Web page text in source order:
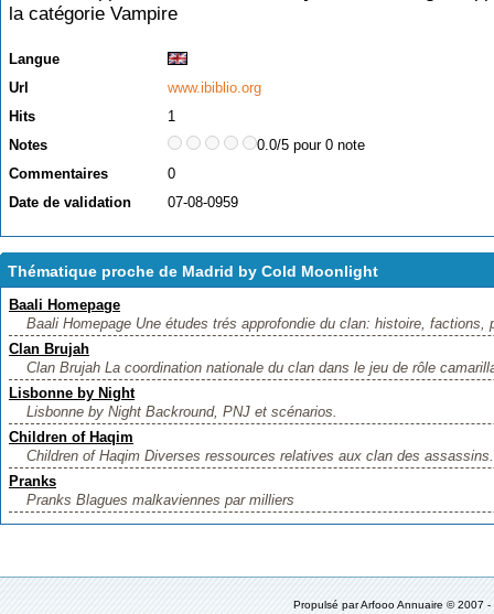
la catégorie Vampire
Langue
Url
www.ibiblio.org
Hits
1
Notes
0.0/5 pour 0 note
Commentaires
0
Date de validation
07-08-0959
Thématique proche de Madrid by Cold Moonlight
Baali Homepage
Baali Homepage Une études trés approfondie du clan: histoire, factions,
Clan Brujah
Clan Brujah La coordination nationale du clan dans le jeu de rôle
Lisbonne by Night
Lisbonne by Night Backround, PNJ et scénarios.
Children of Haqim
Children of Haqim Diverses ressources relatives aux clan des
Pranks
Pranks Blagues malkaviennes par milliers
Propulsé parArfooo Annuaire © 2007